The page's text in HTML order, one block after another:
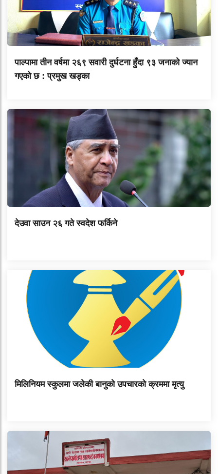
पाल्पामा तीन वर्षमा २६९ सवारी दुर्घटना हुँदा ९३ जनाको ज्यान
गएको छ : प्रमुख खड्का
देउवा साउन २६ गते स्वदेश फर्किने
मिलिनियम स्कुलमा जलेकी बानुको उपचारको क्रममा मृत्यु